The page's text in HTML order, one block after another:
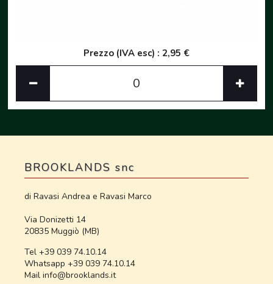
Prezzo (IVA esc) : 2,95 €
BROOKLANDS snc
di Ravasi Andrea e Ravasi Marco
Via Donizetti 14
20835 Muggiò (MB)
Tel +39 039 74.10.14
Whatsapp +39 039 74.10.14
Mail info@brooklands.it